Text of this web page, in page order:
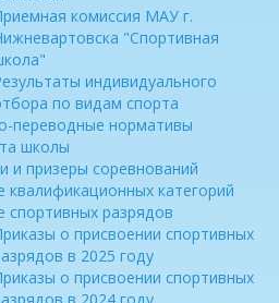
комиссия МАУ г.
"Спортивная
индивидуального
по видам спорта
переводные нормативы
школы
и призеры соревнований
квалификационных категорий
спортивных разрядов
о присвоении спортивных
в 2025 году
о присвоении спортивных